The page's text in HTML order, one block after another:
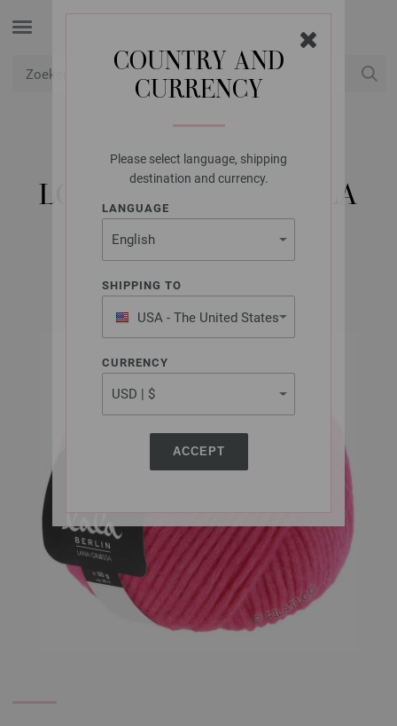
COUNTRY AND
CURRENCY
Please select language, shipping
destination and currency.
LANGUAGE
SHIPPING TO
USA - The United States
of America
CURRENCY
ACCEPT
LANA GROSSA
LOVELY COTTON (LALA
BERLIN)